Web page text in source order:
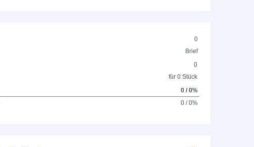
0
Brief
0
für 0 Stück
0 / 0%
0 / 0%